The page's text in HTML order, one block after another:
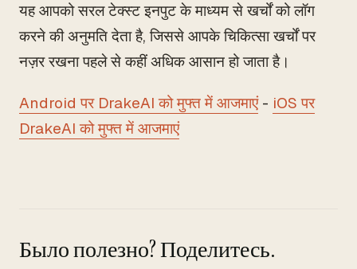
यह आपको सरल टेक्स्ट इनपुट के माध्यम से खर्चों को लॉग
करने की अनुमति देता है, जिससे आपके चिकित्सा खर्चों पर
नज़र रखना पहले से कहीं अधिक आसान हो जाता है।
Android पर DrakeAI को मुफ्त में आजमाएं- iOS पर
DrakeAI को मुफ्त में आजमाएं
Было полезно? Поделитесь.